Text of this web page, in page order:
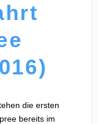
die ersten
bereits im